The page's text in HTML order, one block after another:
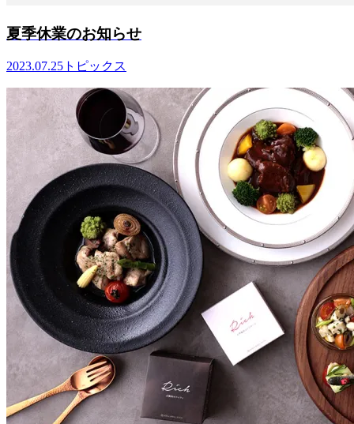
夏季休業のお知らせ
2023.07.25 トピックス